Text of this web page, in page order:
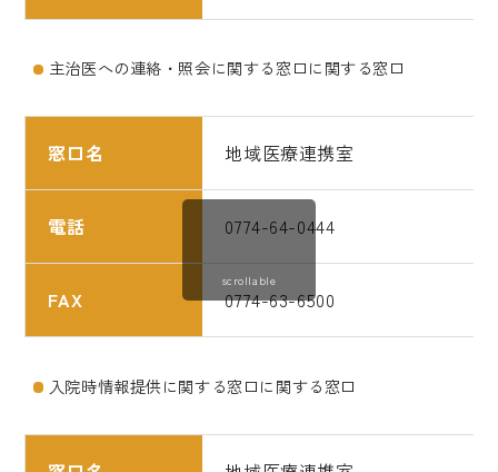
主治医への連絡・照会に関する窓口に関する窓口
窓口名 地域医療連携室
電話 0774-64-0444
FAX 0774-63-6500
scrollable
入院時情報提供に関する窓口に関する窓口